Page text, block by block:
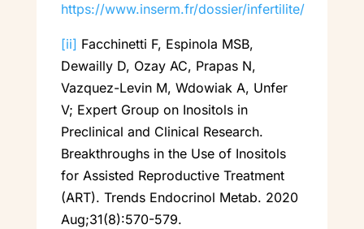
https://www.inserm.fr/dossier/infertilite/
[ii] Facchinetti F, Espinola MSB,
Dewailly D, Ozay AC, Prapas N,
Vazquez-Levin M, Wdowiak A, Unfer
V; Expert Group on Inositols in
Preclinical and Clinical Research.
Breakthroughs in the Use of Inositols
for Assisted Reproductive Treatment
(ART). Trends Endocrinol Metab. 2020
Aug;31(8):570-579.